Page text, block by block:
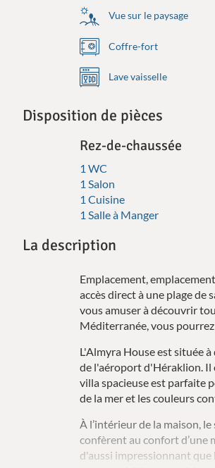
Vue sur le paysage
Coffre-fort
Lave vaisselle
Disposition de pièces
Rez-de-chaussée
1 WC
1 Salon
1 Cuisine
1 Salle à Manger
La description
Emplacement,
accès direct à une plage de
vous amuser à découvrir
Méditerranée, vous
L'Almyra House est située
de l'aéroport d'Héraklion. Il
villa spacieuse est parfaite
de la mer et les couleurs
À l’intérieur de la maison,
confèrent au confort d’une
d'aussi impressionnant que